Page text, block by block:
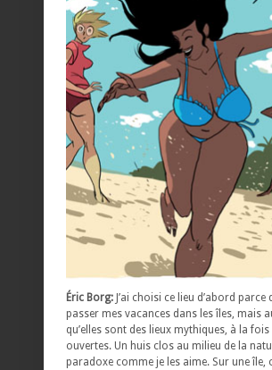
Éric Borg: J’ai choisi ce lieu d’abord parce
passer mes vacances dans les îles, mais
qu’elles sont des lieux mythiques, à la
ouvertes. Un huis clos au milieu de la
paradoxe comme je les aime. Sur une île,